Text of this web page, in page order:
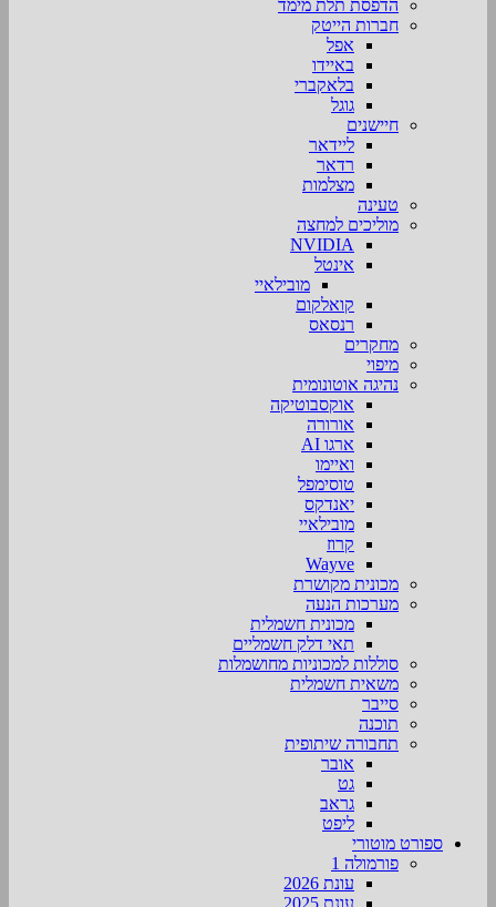
הדפסת תלת מימד
חברות הייטק
אפל
באיידו
בלאקברי
גוגל
חיישנים
ליידאר
רדאר
מצלמות
טעינה
מוליכים למחצה
NVIDIA
אינטל
מובילאיי
קואלקום
רנסאס
מחקרים
מיפוי
נהיגה אוטונומית
אוקסבוטיקה
אורורה
ארגו AI
ואיימו
טוסימפל
יאנדקס
מובילאיי
קרוז
Wayve
מכונית מקושרת
מערכות הנעה
מכונית חשמלית
תאי דלק חשמליים
סוללות למכוניות מחושמלות
משאית חשמלית
סייבר
תוכנה
תחבורה שיתופית
אובר
גט
גראב
ליפט
ספורט מוטורי
פורמולה 1
עונת 2026
עונת 2025